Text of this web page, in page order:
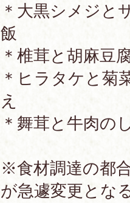
＊大黒シメジと
飯
＊椎茸と胡麻豆
＊ヒラタケと菊
え
＊舞茸と牛肉の
※食材調達の都
が急遽変更とな